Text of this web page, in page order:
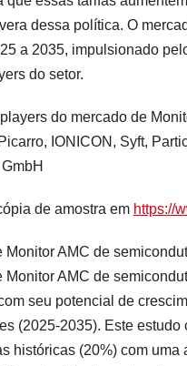
dessa política. O
a 2035, impulsionado
do setor.
do mercado de
IONICON, Syft,
de amostra em https://
Monitor AMC de
Monitor AMC de
seu potencial de
(2025-2035). Este
históricas (20%) com